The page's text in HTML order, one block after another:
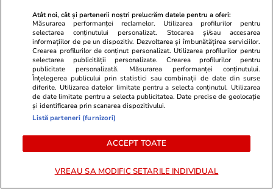
ZiaruldeIasi.ro
Proiectul imobiliar pregătit lângă
Lidl Moara de Foc este scos la
vânzare. Dezvoltatorul este
asociat în piață cu un alt proiect
de anvergură
Fanatik.ro
Gafa uriașă
Argeș –
grosolan!”.
ULTIMELE ȘTIRI
Atât noi, cât și partenerii noștri prelucrăm datele pentru a oferi:
Măsurarea performanței reclamelor. Utilizarea profilurilor pentru
selectarea conținutului personalizat. Stocarea și/sau accesarea
informațiilor de pe un dispozitiv. Dezvoltarea și îmbunătățirea serviciilor.
Crearea profilurilor de conținut personalizat. Utilizarea profilurilor pentru
selectarea publicității personalizate. Crearea profilurilor pentru
publicitate personalizată. Măsurarea performanței conținutului.
Înțelegerea publicului prin statistici sau combinații de date din surse
diferite. Utilizarea datelor limitate pentru a selecta conținutul. Utilizarea
de date limitate pentru a selecta publicitatea. Date precise de geolocație
și identificarea prin scanarea dispozitivului.
Listă parteneri (furnizori)
ACCEPT TOATE
VREAU SA MODIFIC SETARILE INDIVIDUAL